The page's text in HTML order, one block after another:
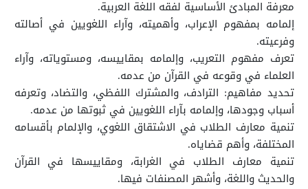
معرفة المبادئ الأساسية لفقه اللغة العربية.
إلمامه بمفهوم الإعراب، وأهميته، وآراء اللغويين في أصالته
وفرعيته.
تعرف مفهوم التعريب، وإلمامه بمقاييسه، ومستوياته، وآراء
العلماء في وقوعه في القرآن من عدمه.
تحديد مفاهيم: الترادف، والمشترك اللفظي، والتضاد، وتعرفه
أسباب وجودها، وإلمامه بآراء اللغويين في ثبوتها من عدمه.
تنمية معارف الطلاب في الاشتقاق اللغوي، والإلمام بأقسامه
المختلفة، وأهم قضاياه.
تنمية معارف الطلاب في الغرابة، ومقاييسها في القرآن
والحديث واللغة، وأشهر المصنفات فيها.